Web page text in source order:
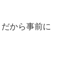
から事前に